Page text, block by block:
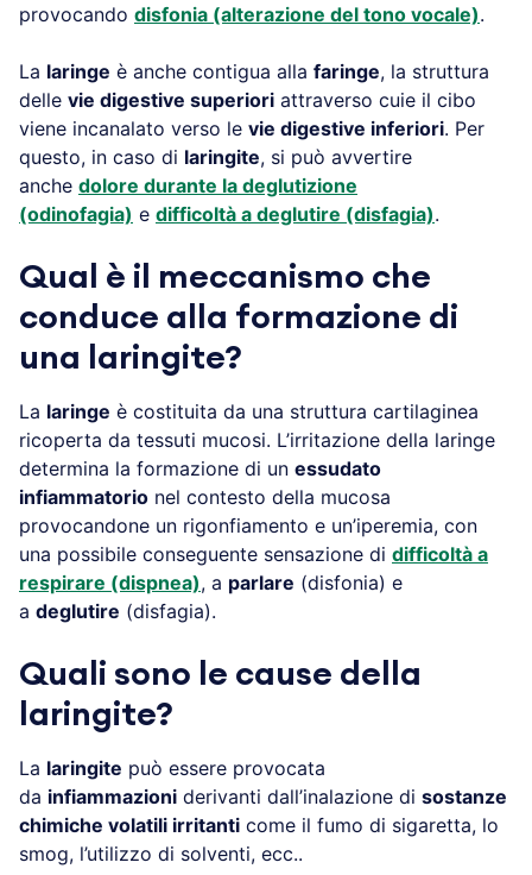
provocando disfonia (alterazione del tono vocale).
La laringe è anche contigua alla faringe, la struttura
delle vie digestive superiori attraverso cuie il cibo
viene incanalato verso le vie digestive inferiori. Per
questo, in caso di laringite, si può avvertire
anche dolore durante la deglutizione
(odinofagia) e difficoltà a deglutire (disfagia).
Qual è il meccanismo che
conduce alla formazione di
una laringite?
La laringe è costituita da una struttura cartilaginea
ricoperta da tessuti mucosi. L’irritazione della laringe
determina la formazione di un essudato
infiammatorio nel contesto della mucosa
provocandone un rigonfiamento e un’iperemia, con
una possibile conseguente sensazione di difficoltà a
respirare (dispnea), a parlare (disfonia) e
a deglutire (disfagia).
Quali sono le cause della
laringite?
La laringite può essere provocata
da infiammazioni derivanti dall’inalazione di sostanze
chimiche volatili irritanti come il fumo di sigaretta, lo
smog, l’utilizzo di solventi, ecc..